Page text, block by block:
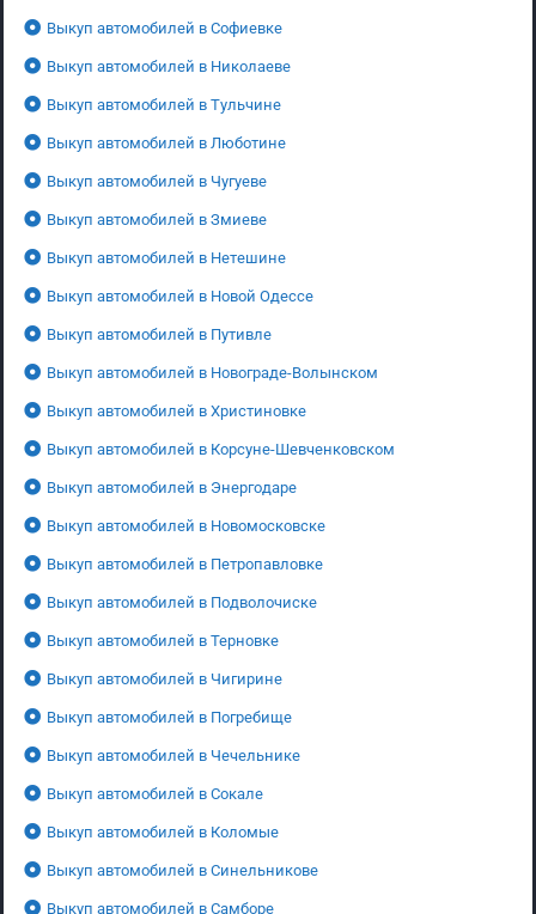
Выкуп автомобилей в Софиевке
Выкуп автомобилей в Николаеве
Выкуп автомобилей в Тульчине
Выкуп автомобилей в Люботине
Выкуп автомобилей в Чугуеве
Выкуп автомобилей в Змиеве
Выкуп автомобилей в Нетешине
Выкуп автомобилей в Новой Одессе
Выкуп автомобилей в Путивле
Выкуп автомобилей в Новограде-Волынском
Выкуп автомобилей в Христиновке
Выкуп автомобилей в Корсуне-Шевченковском
Выкуп автомобилей в Энергодаре
Выкуп автомобилей в Новомосковске
Выкуп автомобилей в Петропавловке
Выкуп автомобилей в Подволочиске
Выкуп автомобилей в Терновке
Выкуп автомобилей в Чигирине
Выкуп автомобилей в Погребище
Выкуп автомобилей в Чечельнике
Выкуп автомобилей в Сокале
Выкуп автомобилей в Коломые
Выкуп автомобилей в Синельникове
Выкуп автомобилей в Самборе